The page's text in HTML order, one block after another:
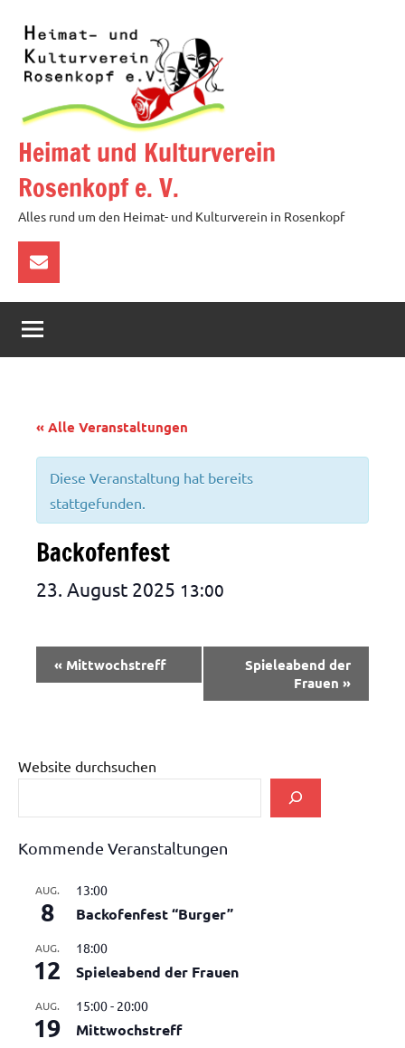
Inhalt
springen
Heimat und Kulturverein
Rosenkopf e. V.
Alles rund um den Heimat- und Kulturverein in Rosenkopf
über
E-
Mail
« Alle Veranstaltungen
Diese Veranstaltung hat bereits
stattgefunden.
Backofenfest
23. August 2025 13:00
Veranstaltung-
Navigation
« Mittwochstreff
Spieleabend der
Frauen »
Website durchsuchen
Kommende Veranstaltungen
AUG.
8
13:00
Backofenfest “Burger”
AUG.
12
18:00
Spieleabend der Frauen
AUG.
19
15:00- 20:00
Mittwochstreff